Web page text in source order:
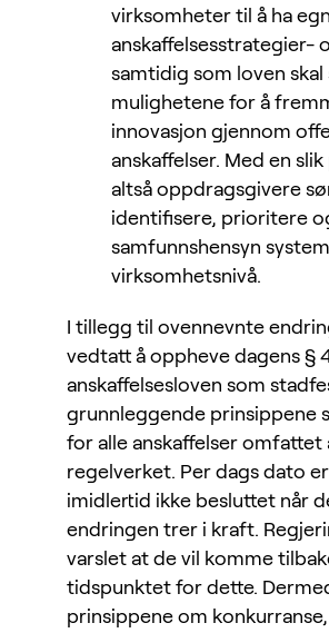
virksomheter til å ha
anskaffelsesstrategier-
samtidig som loven
mulighetene for å
innovasjon gjennom
anskaffelser. Med en
altså oppdragsgivere
identifisere, prioritere
samfunnshensyn
virksomhetsnivå.
I tillegg til ovennevnte
vedtatt å oppheve dagens §
anskaffelsesloven som
grunnleggende prinsippene
for alle anskaffelser omfattet
regelverket. Per dags dato
imidlertid ikke besluttet når
endringen trer i kraft.
varslet at de vil komme
tidspunktet for dette.
prinsippene om konkurranse,